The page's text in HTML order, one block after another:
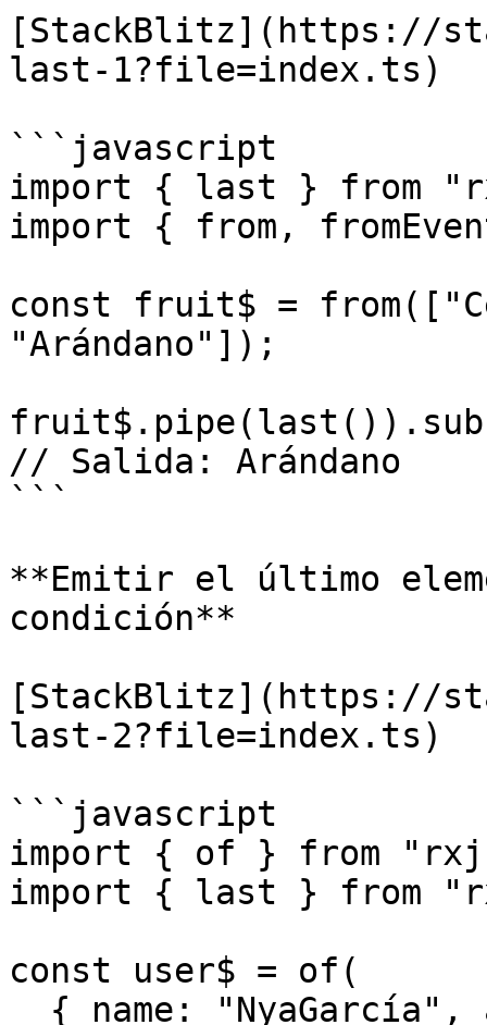
[StackBlitz](https://
last-1?file=index.ts)
```javascript
import { last } from
import { from,
const fruit$ =
"Arándano"]);
// Salida: Arándano
```
**Emitir el último
condición**
[StackBlitz](https://
last-2?file=index.ts)
```javascript
import { of } from
import { last } from
const user$ = of(